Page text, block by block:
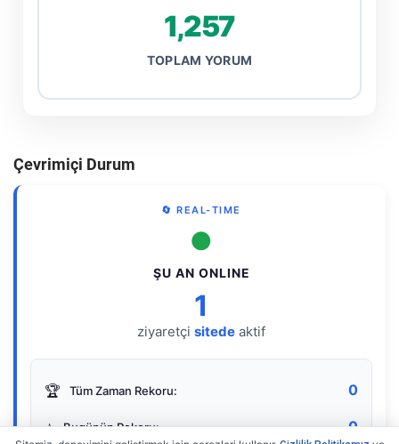
1,257
TOPLAM YORUM
Çevrimiçi Durum
🔄 REAL-TIME
●
ŞU AN ONLINE
1
ziyaretçi sitede aktif
🏆 Tüm Zaman Rekoru: 0
⭐ Bugünün Rekoru: 0